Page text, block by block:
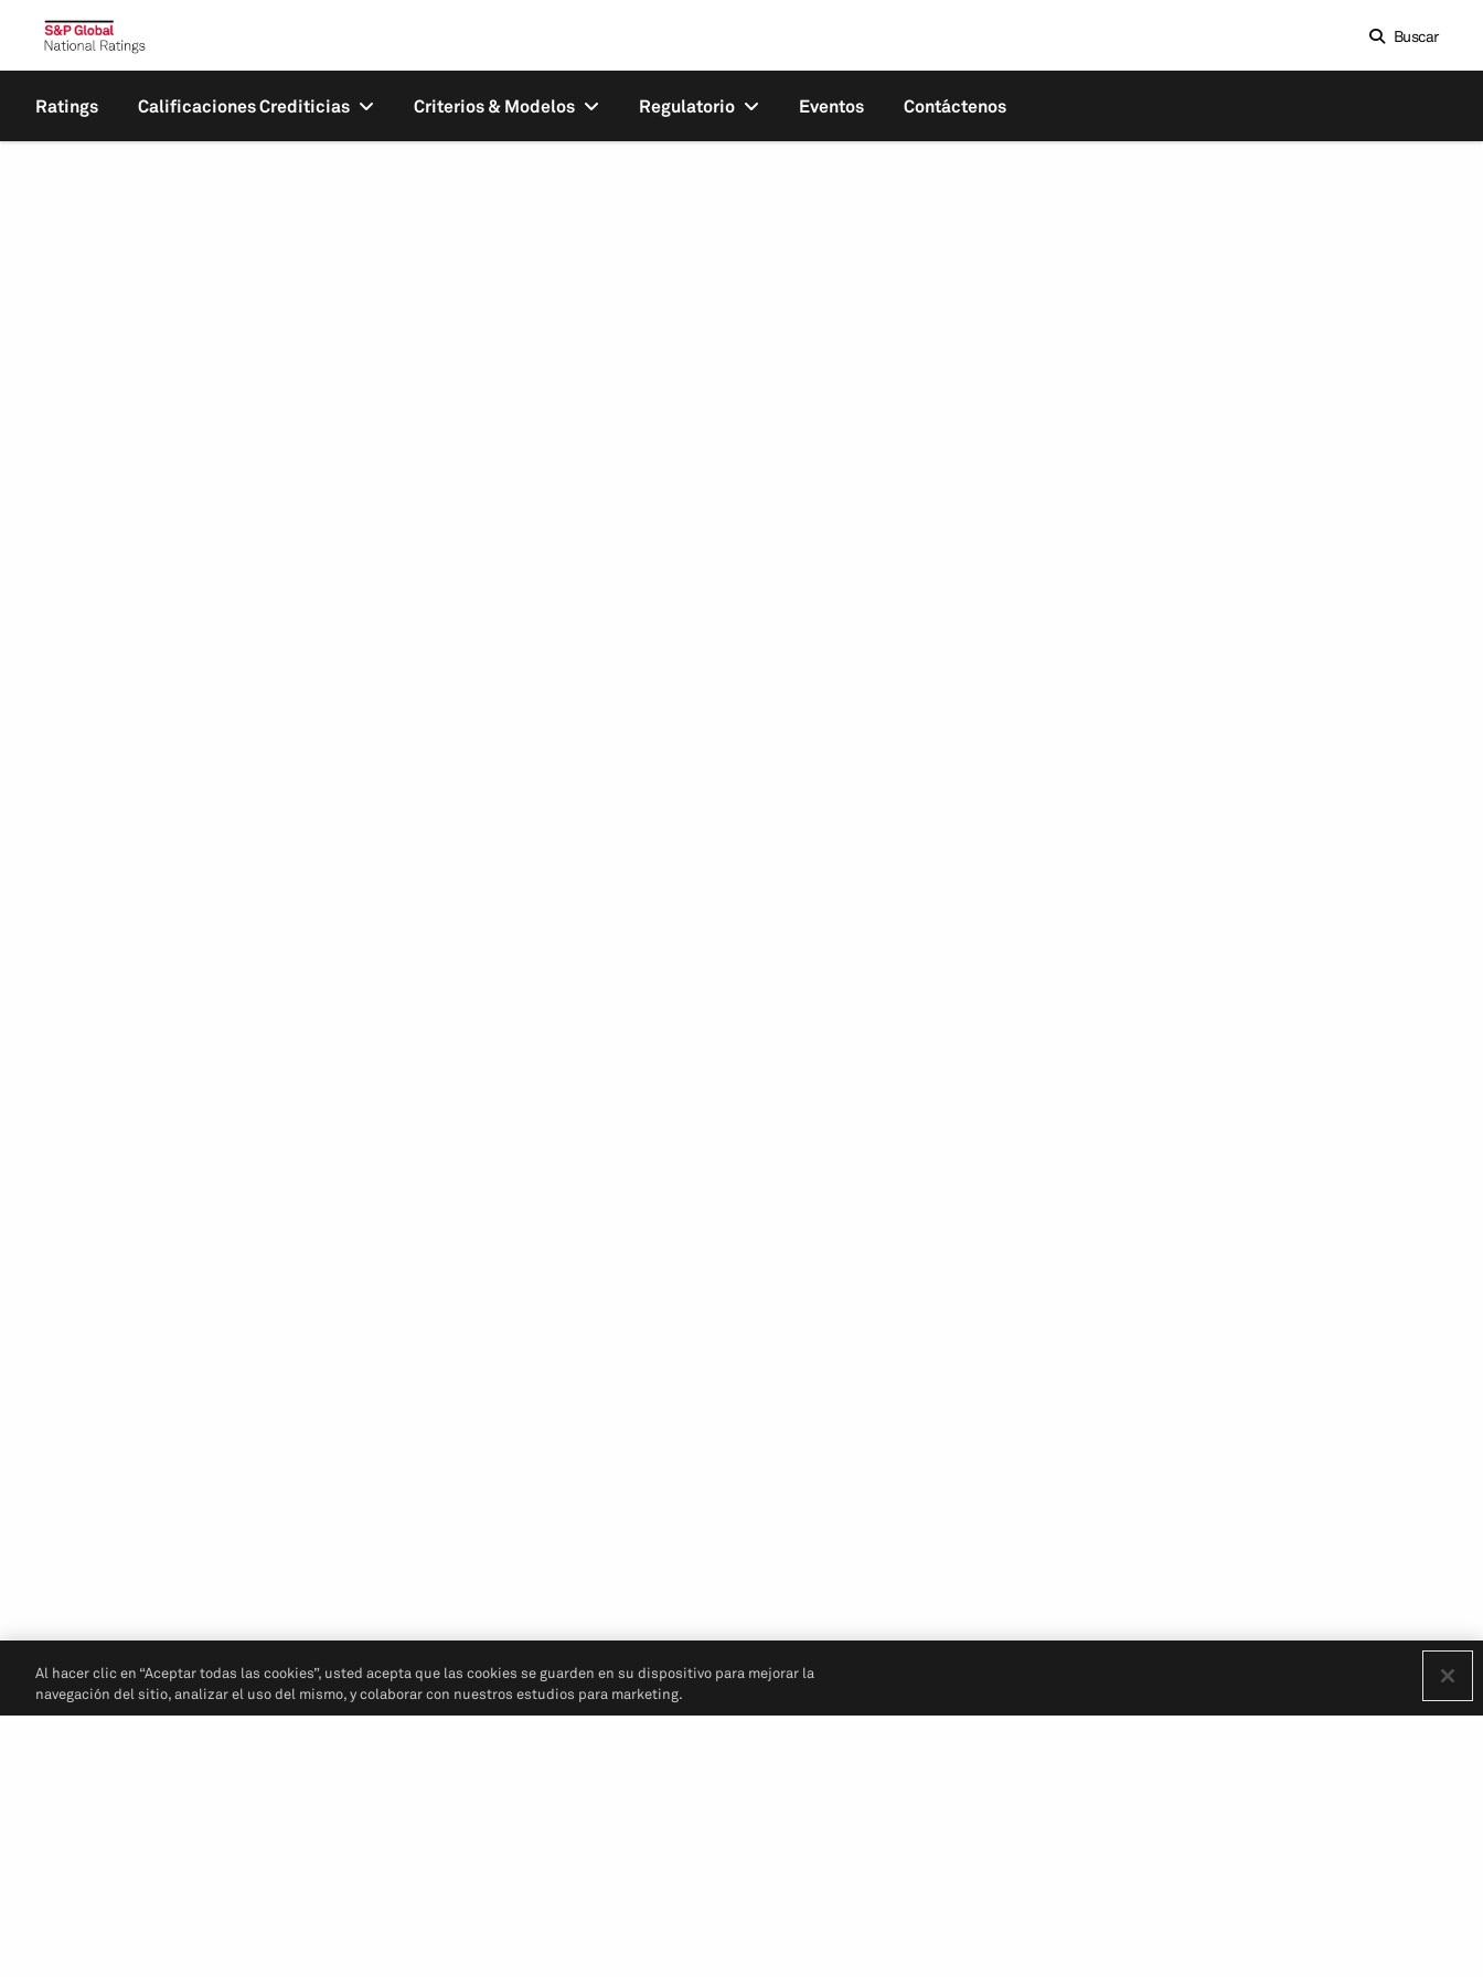
Buscar
Ratings Calificaciones Crediticias Criterios & Modelos Regulatorio Eventos Contáctenos
Al hacer clic en “Aceptar todas las cookies”, usted acepta que las cookies se guarden en su dispositivo para mejorar la
navegación del sitio, analizar el uso del mismo, y colaborar con nuestros estudios para marketing.